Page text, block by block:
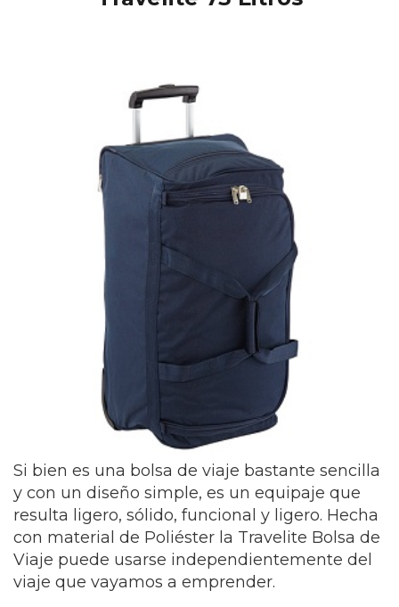
Si bien es una bolsa de viaje bastante sencilla
y con un diseño simple, es un equipaje que
resulta ligero, sólido, funcional y ligero. Hecha
con material de Poliéster la Travelite Bolsa de
Viaje puede usarse independientemente del
viaje que vayamos a emprender.